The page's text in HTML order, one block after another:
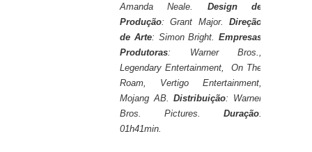
Amanda Neale. Design de
Produção: Grant Major. Direção
de Arte: Simon Bright. Empresas
Produtoras: Warner Bros.,
Legendary Entertainment, On The
Roam, Vertigo Entertainment,
Mojang AB.Distribuição: Warner
Bros. Pictures.
Duração:
01h41min.